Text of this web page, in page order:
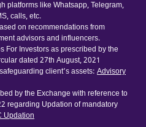
platforms like Whatsapp, Telegram,
calls, etc.
on recommendations from
advisors and influencers.
For Investors as prescribed by the
dated 27th August, 2021
client’s assets: Advisory
by the Exchange with reference to
regarding Updation of mandatory
Updation